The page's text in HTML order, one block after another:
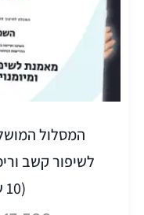
המסלול
לשיפור קשב
(10 שבועות)